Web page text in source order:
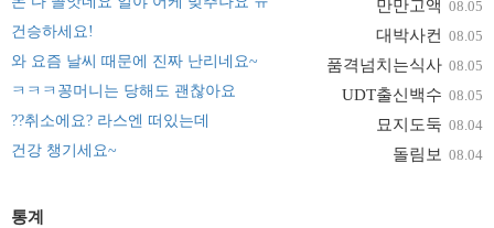
만만고액 08.05
대박사컨 08.05
건승하세요!
품격넘치는식사 08.05
와 요즘 날씨 때문에 진짜 난리네요~
UDT출신백수 08.05
ㅋㅋㅋ꽁머니는 당해도 괜찮아요
묘지도둑 08.04
??취소에요? 라스엔 떠있는데
돌림보 08.04
건강 챙기세요~
통계